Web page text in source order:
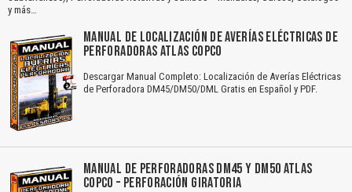
y más…
MANUAL DE LOCALIZACIÓN DE AVERÍAS ELÉCTRICAS DE
PERFORADORAS ATLAS COPCO
Descargar Manual Completo: Localización de Averías Eléctricas
de Perforadora DM45/DM50/DML Gratis en Español y PDF.
MANUAL DE PERFORADORAS DM45 Y DM50 ATLAS
COPCO – PERFORACIÓN GIRATORIA